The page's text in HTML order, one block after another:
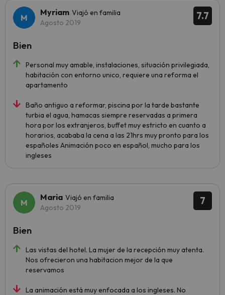
7.7
Myriam Viajó en familia
Agosto 2019
Personal muy amable, instalaciones, situación privilegiada,
habitación con entorno unico, requiere una reforma el
apartamento
Baño antiguo a reformar, piscina por la tarde bastante
turbia el agua, hamacas siempre reservadas a primera
hora por los extranjeros, buffet muy estricto en cuanto a
horarios, acababa la cena a las 21hrs muy pronto para los
españoles Animación poco en español, mucho para los
ingleses
Bien
7
Maria Viajó en familia
Agosto 2019
Las vistas del hotel. La mujer de la recepción muy atenta.
Nos ofrecieron una habitacion mejor de la que
reservamos
La animación está muy enfocada a los ingleses. No
Bien